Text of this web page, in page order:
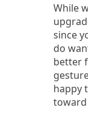
While
since
do
better
happy
toward